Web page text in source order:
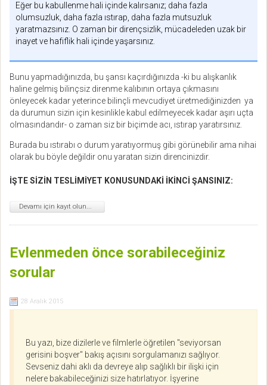
Eğer bu kabullenme hali içinde kalırsanız; daha fazla
olumsuzluk, daha fazla ıstırap, daha fazla mutsuzluk
yaratmazsınız. O zaman bir dirençsizlik, mücadeleden uzak bir
inayet ve hafiflik hali içinde yaşarsınız.
Bunu yapmadığınızda, bu şansı kaçırdığınızda -ki bu alışkanlık
haline gelmiş bilinçsiz direnme kalıbının ortaya çıkmasını
önleyecek kadar yeterince bilinçli mevcudiyet üretmediğinizden ya
da durumun sizin için kesinlikle kabul edilmeyecek kadar aşırı uçta
olmasındandır- o zaman siz bir biçimde acı, ıstırap yaratırsınız.
Burada bu ıstırabı o durum yaratıyormuş gibi görünebilir ama nihai
olarak bu böyle değildir onu yaratan sizin direncinizdir.
İŞTE SİZİN TESLİMİYET KONUSUNDAKİ İKİNCİ ŞANSINIZ:
Devamı için kayıt olun...
Evlenmeden önce sorabileceğiniz
sorular
28 Aralık 2015
Bu yazı, bize dizilerle ve filmlerle öğretilen "seviyorsan
gerisini boşver" bakış açısını sorgulamanızı sağlıyor.
Sevseniz dahi aklı da devreye alıp sağlıklı bir ilişki için
nelere bakabileceğinizi size hatırlatıyor. İşyerine